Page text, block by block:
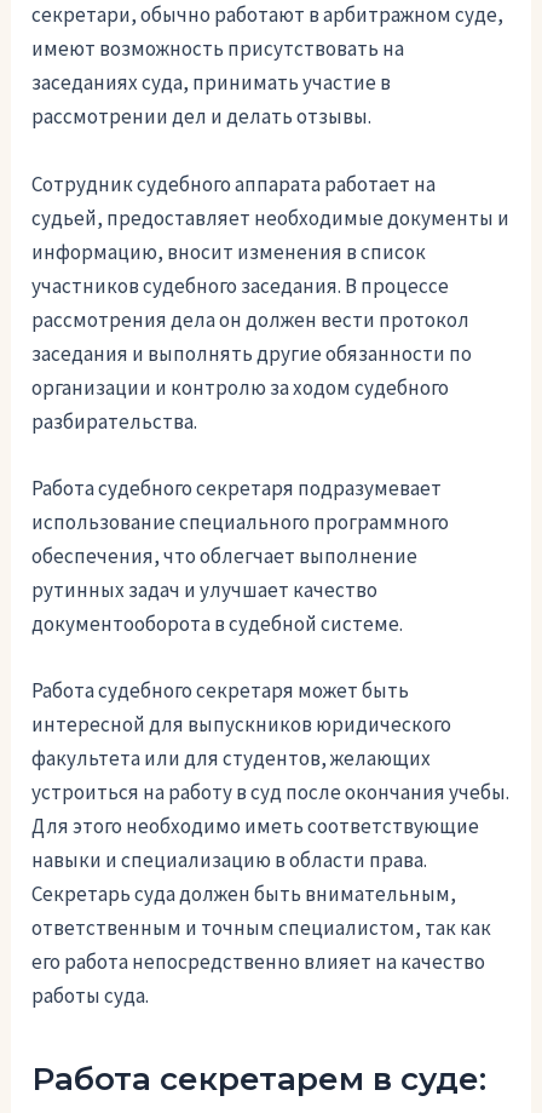
секретари, обычно работают в арбитражном суде,
имеют возможность присутствовать на
заседаниях суда, принимать участие в
рассмотрении дел и делать отзывы.
Сотрудник судебного аппарата работает на
судьей, предоставляет необходимые документы и
информацию, вносит изменения в список
участников судебного заседания. В процессе
рассмотрения дела он должен вести протокол
заседания и выполнять другие обязанности по
организации и контролю за ходом судебного
разбирательства.
Работа судебного секретаря подразумевает
использование специального программного
обеспечения, что облегчает выполнение
рутинных задач и улучшает качество
документооборота в судебной системе.
Работа судебного секретаря может быть
интересной для выпускников юридического
факультета или для студентов, желающих
устроиться на работу в суд после окончания учебы.
Для этого необходимо иметь соответствующие
навыки и специализацию в области права.
Секретарь суда должен быть внимательным,
ответственным и точным специалистом, так как
его работа непосредственно влияет на качество
работы суда.
Работа секретарем в суде: